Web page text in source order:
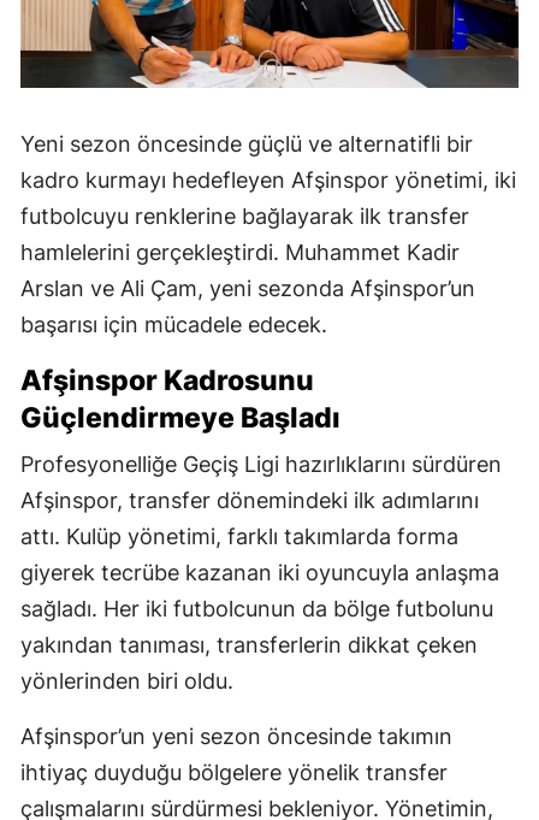
Yeni sezon öncesinde güçlü ve alternatifli bir
kadro kurmayı hedefleyen Afşinspor yönetimi, iki
futbolcuyu renklerine bağlayarak ilk transfer
hamlelerini gerçekleştirdi. Muhammet Kadir
Arslan ve Ali Çam, yeni sezonda Afşinspor’un
başarısı için mücadele edecek.
Afşinspor Kadrosunu
Güçlendirmeye Başladı
Profesyonelliğe Geçiş Ligi hazırlıklarını sürdüren
Afşinspor, transfer dönemindeki ilk adımlarını
attı. Kulüp yönetimi, farklı takımlarda forma
giyerek tecrübe kazanan iki oyuncuyla anlaşma
sağladı. Her iki futbolcunun da bölge futbolunu
yakından tanıması, transferlerin dikkat çeken
yönlerinden biri oldu.
Afşinspor’un yeni sezon öncesinde takımın
ihtiyaç duyduğu bölgelere yönelik transfer
çalışmalarını sürdürmesi bekleniyor. Yönetimin,